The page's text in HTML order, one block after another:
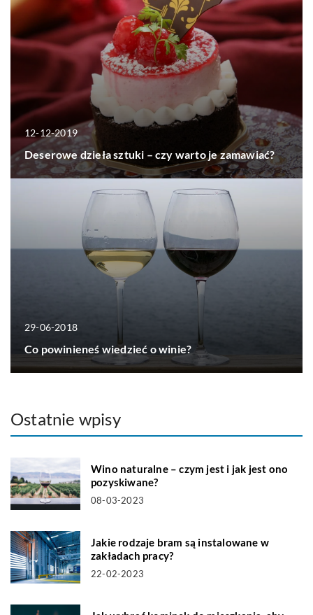
12-12-2019
Deserowe dzieła sztuki – czy warto je zamawiać?
29-06-2018
Co powinieneś wiedzieć o winie?
Ostatnie wpisy
Wino naturalne – czym jest i jak jest ono
pozyskiwane?
08-03-2023
Jakie rodzaje bram są instalowane w
zakładach pracy?
22-02-2023